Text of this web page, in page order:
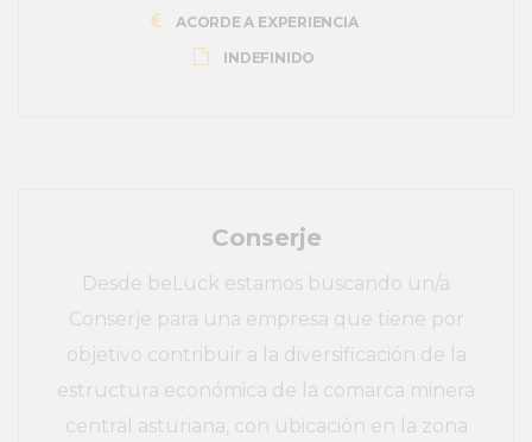
ACORDE A EXPERIENCIA
INDEFINIDO
Conserje
Desde beLuck estamos buscando un/a
Conserje para una empresa que tiene por
objetivo contribuir a la diversificación de la
estructura económica de la comarca minera
central asturiana, con ubicación en la zona